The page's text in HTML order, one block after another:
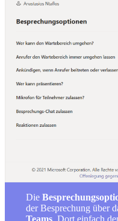
Die
der Besprechung über